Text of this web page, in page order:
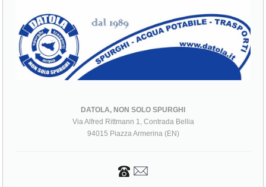
DATOLA, NON SOLO SPURGHI
Via Alfred Rittmann 1, Contrada Bellia
94015 Piazza Armerina (EN)